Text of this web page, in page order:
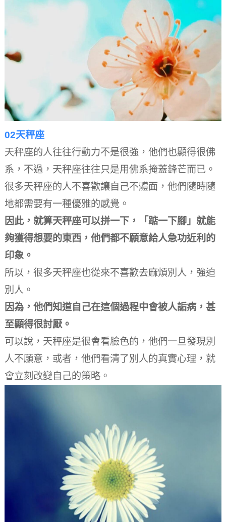
02天秤座
天秤座的人往往行動力不是很強，他們也顯得很佛
系，不過，天秤座往往只是用佛系掩蓋鋒芒而已。
很多天秤座的人不喜歡讓自己不體面，他們隨時隨
地都需要有一種優雅的感覺。
因此，就算天秤座可以拼一下，「踮一下腳」就能
夠獲得想要的東西，他們都不願意給人急功近利的
印象。
所以，很多天秤座也從來不喜歡去麻煩別人，強迫
別人。
因為，他們知道自己在這個過程中會被人詬病，甚
至顯得很討厭。
可以說，天秤座是很會看臉色的，他們一旦發現別
人不願意，或者，他們看清了別人的真實心理，就
會立刻改變自己的策略。